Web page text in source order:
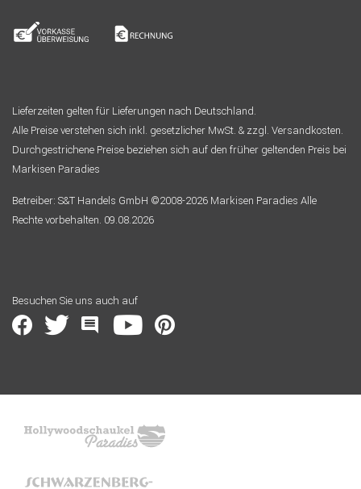
Lieferzeiten gelten für Lieferungen nach Deutschland.
Alle Preise verstehen sich inkl. gesetzlicher MwSt. & zzgl. Versandkosten.
Durchgestrichene Preise beziehen sich auf den früher geltenden Preis bei
Markisen Paradies
Betreiber: S&T Handels GmbH ©2008-2026 Markisen Paradies Alle
Rechte vorbehalten. 09.08.2026
Besuchen Sie uns auch auf